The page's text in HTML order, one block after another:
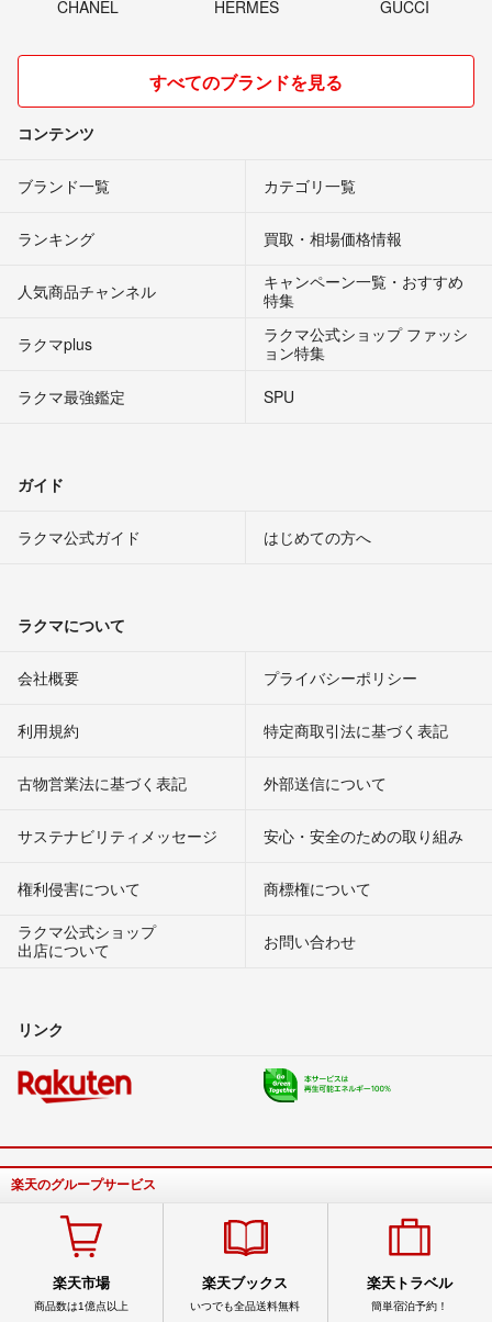
CHANEL HERMES GUCCI
すべてのブランドを見る
コンテンツ
ブランド一覧 カテゴリ一覧
ランキング 買取・相場価格情報
人気商品チャンネル
キャンペーン一覧・おすすめ
特集
ラクマplus
ラクマ公式ショップ ファッシ
ョン特集
ラクマ最強鑑定
SPU
ガイド
ラクマ公式ガイド はじめての方へ
ラクマについて
会社概要 プライバシーポリシー
利用規約 特定商取引法に基づく表記
古物営業法に基づく表記 外部送信について
サステナビリティメッセージ 安心・安全のための取り組み
権利侵害について
商標権について
ラクマ公式ショップ
出店について
お問い合わせ
リンク
楽天のグループサービス
楽天市場
商品数は1億点以上
楽天ブックス
いつでも全品送料無料
楽天トラベル
簡単宿泊予約！